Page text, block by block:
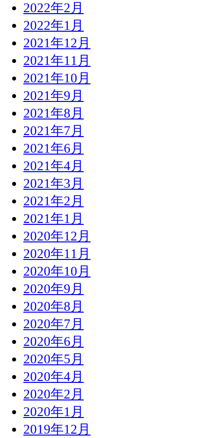
2022年2月
2022年1月
2021年12月
2021年11月
2021年10月
2021年9月
2021年8月
2021年7月
2021年6月
2021年4月
2021年3月
2021年2月
2021年1月
2020年12月
2020年11月
2020年10月
2020年9月
2020年8月
2020年7月
2020年6月
2020年5月
2020年4月
2020年2月
2020年1月
2019年12月